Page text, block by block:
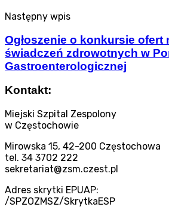
Następny wpis
Ogłoszenie o konkursie ofert
świadczeń zdrowotnych w
Gastroenterologicznej
Kontakt:
Miejski Szpital Zespolony
w Częstochowie
Mirowska 15, 42-200 Częstochowa
tel. 34 3702 222
sekretariat@zsm.czest.pl
Adres skrytki EPUAP:
/SPZOZMSZ/SkrytkaESP